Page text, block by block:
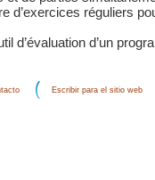
d’exercices réguliers
d’évaluation d’un
Escribir para el sitio web